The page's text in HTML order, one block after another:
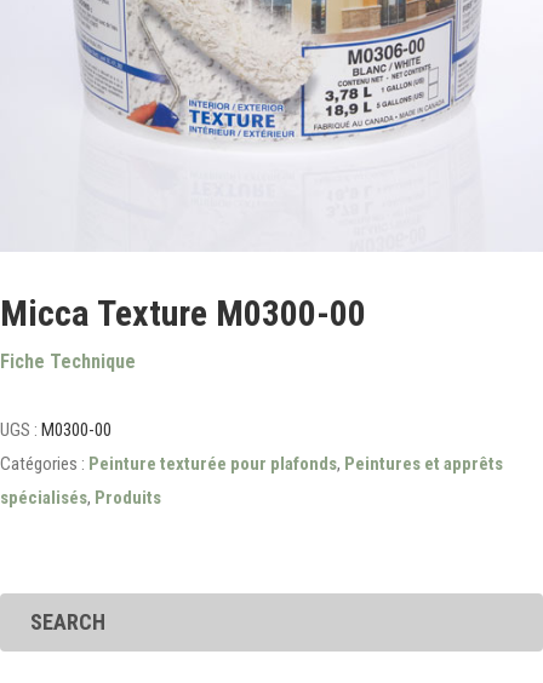
Micca Texture M0300-00
Fiche Technique
UGS : M0300-00
Catégories : Peinture texturée pour plafonds, Peintures et apprêts
spécialisés, Produits
SEARCH